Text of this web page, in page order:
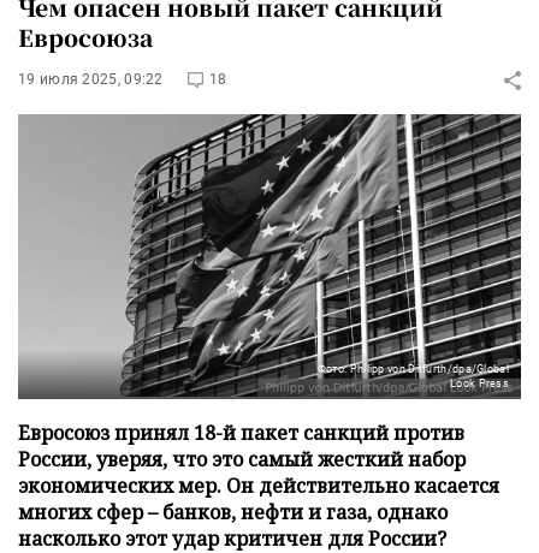
Чем опасен новый пакет санкций
Евросоюза
19 июля 2025, 09:22 18
Фото: Philipp von Ditfurth/dpa/Global
Look Press
Евросоюз принял 18-й пакет санкций против
России, уверяя, что это самый жесткий набор
экономических мер. Он действительно касается
многих сфер – банков, нефти и газа, однако
насколько этот удар критичен для России?